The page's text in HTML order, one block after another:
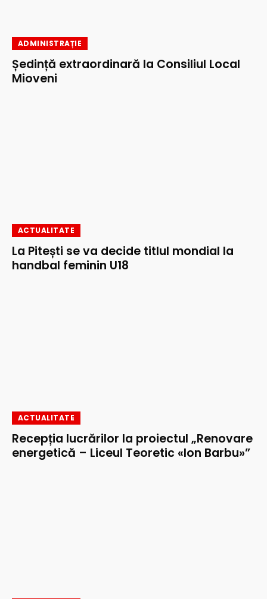
ADMINISTRAȚIE
Ședință extraordinară la Consiliul Local
Mioveni
ACTUALITATE
La Pitești se va decide titlul mondial la
handbal feminin U18
ACTUALITATE
Recepția lucrărilor la proiectul „Renovare
energetică – Liceul Teoretic «Ion Barbu»”